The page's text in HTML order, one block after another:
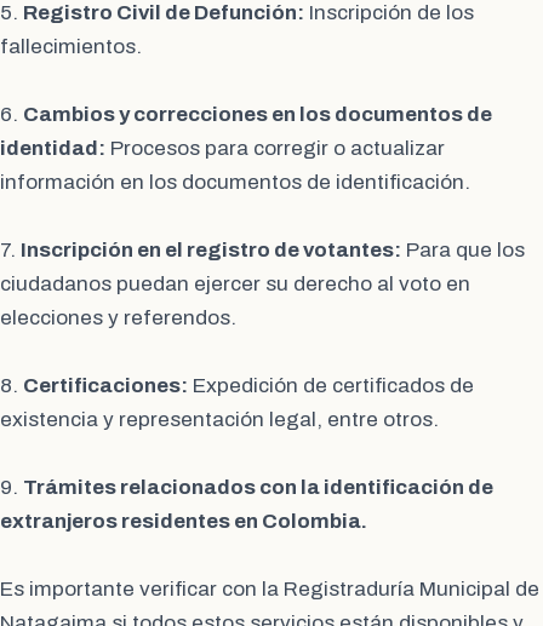
5. Registro Civil de Defunción: Inscripción de los
fallecimientos.
6. Cambios y correcciones en los documentos de
identidad: Procesos para corregir o actualizar
información en los documentos de identificación.
7. Inscripción en el registro de votantes: Para que los
ciudadanos puedan ejercer su derecho al voto en
elecciones y referendos.
8. Certificaciones: Expedición de certificados de
existencia y representación legal, entre otros.
9. Trámites relacionados con la identificación de
extranjeros residentes en Colombia.
Es importante verificar con la Registraduría Municipal de